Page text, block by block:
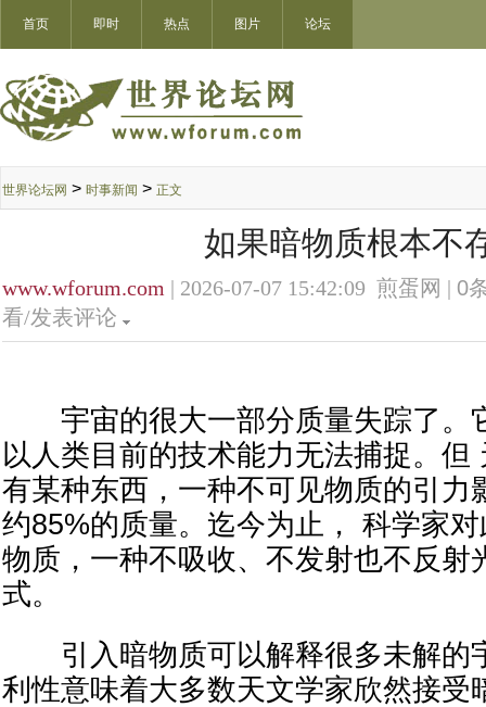
首页 即时 热点 图片 论坛
世界论坛网 > 时事新闻 > 正文
如果暗物质根本不
www.wforum.com | 2026-07-07 15:42:09 煎蛋网 | 0
看/发表评论
宇宙的很大一部分质量失踪了。
以人类目前的技术能力无法捕捉。但
有某种东西，一种不可见物质的引力
约85%的质量。迄今为止， 科学家
物质，一种不吸收、不发射也不反射
式。
引入暗物质可以解释很多未解的
利性意味着大多数天文学家欣然接受